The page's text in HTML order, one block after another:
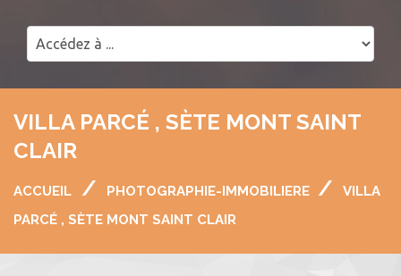
VILLA PARCÉ , SÈTE MONT SAINT
CLAIR
ACCUEIL PHOTOGRAPHIE-IMMOBILIERE
VILLA
PARCÉ , SÈTE MONT SAINT CLAIR